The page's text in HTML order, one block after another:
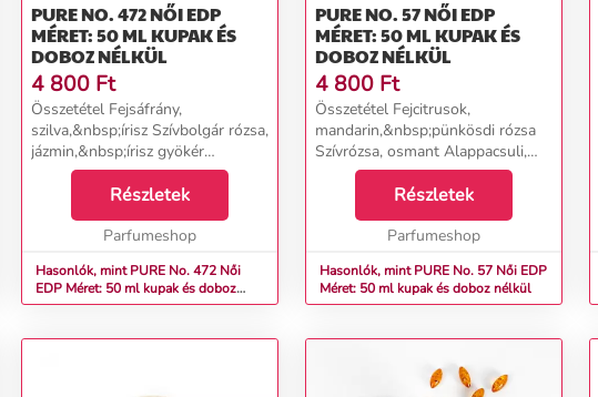
PURE NO. 472 NŐI EDP
MÉRET: 50 ML KUPAK ÉS
DOBOZ NÉLKÜL
4 800 Ft
Összetétel Fejsáfrány,
szilva,&nbsp;írisz Szívbolgár rózsa,
jázmin,&nbsp;írisz gyökér
Alapborostyán, papirusz, vetiver...
Részletek
Parfumeshop
Hasonlók, mint PURE No. 472 Női
EDP Méret: 50 ml kupak és doboz
nélkül
PURE NO. 57 NŐI EDP
MÉRET: 50 ML KUPAK ÉS
DOBOZ NÉLKÜL
4 800 Ft
Összetétel Fejcitrusok,
mandarin,&nbsp;pünkösdi rózsa
Szívrózsa, osmant Alappacsuli,
rózsa bors, szantálfa...
Részletek
Parfumeshop
Hasonlók, mint PURE No. 57 Női EDP
Méret: 50 ml kupak és doboz nélkül